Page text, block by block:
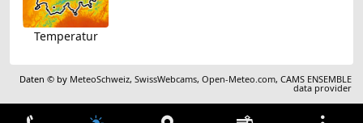
Temperatur
Daten © by MeteoSchweiz,SwissWebcams,Open-Meteo.com,CAMS ENSEMBLE
data provider